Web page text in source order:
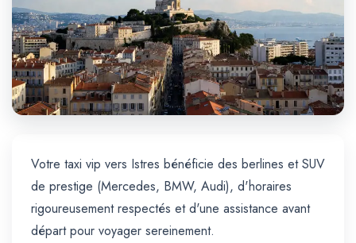
Votre taxi vip vers Istres bénéficie des berlines et SUV
de prestige (Mercedes, BMW, Audi), d'horaires
rigoureusement respectés et d'une assistance avant
départ pour voyager sereinement.